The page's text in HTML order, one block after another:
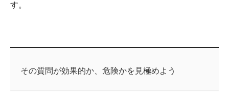
す。
その質問が効果的か、危険かを見極めよう